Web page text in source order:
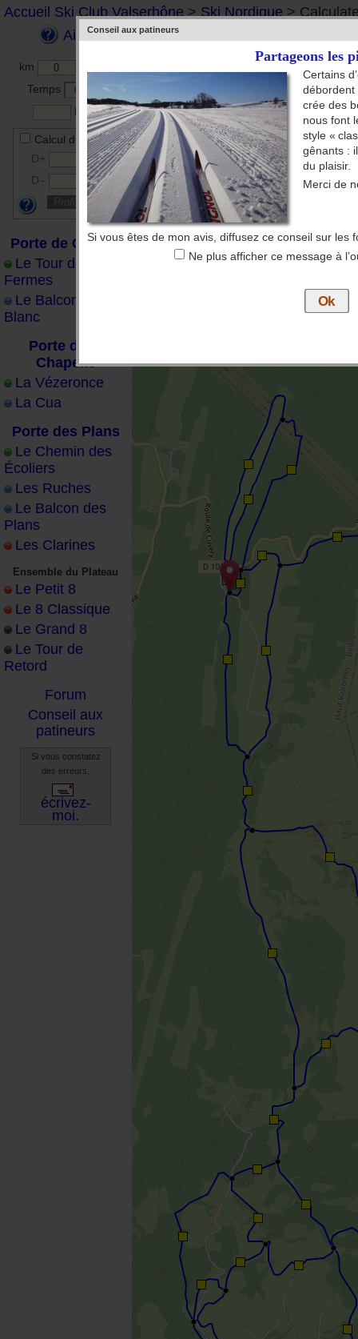
Accueil Ski Club Valserhône>Ski Nordique>
Aide
km
Temps
km/h
Calcul du profil
D+
m
D - m
Porte de Cuvéry
Le Tour des
Fermes
Le Balcon du Mt-
Blanc
Porte de la
Chapelle
La Vézeronce
La Cua
Porte des Plans
Le Chemin des
Écoliers
Les Ruches
Le Balcon des
Plans
Les Clarines
Ensemble du Plateau
Le Petit 8
Le 8 Classique
Le Grand 8
Le Tour de
Retord
Forum
Conseil aux
patineurs
Si vous constatez
des erreurs,
écrivez-
moi.
Conseil aux patineurs
Partageons les
Certains
débordent
crée des
nous font
style «
gênants :
du plaisir.
Merci de
Si vous êtes de mon avis, diffusez ce conseil sur les
Ne plus afficher ce message à